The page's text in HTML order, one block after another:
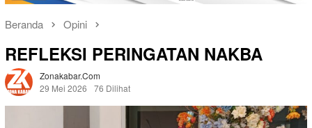
Beranda Opini
REFLEKSI PERINGATAN NAKBA
Zonakabar.com
29 Mei 2026
76 Dilihat